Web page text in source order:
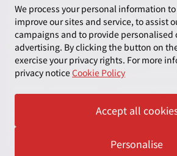
“Grant Thornton” refers to the brand
Thornton member firms provide
services to their clients and/or refers to
firms, as the context requires. Grant
member firm of Grant Thornton
and the member firms are not a
to clients. GTIL and its member firms are
not obligate, one another and are not
We process your personal information
improve our sites and service, to assist
campaigns and to provide personalised
advertising. By clicking the button on
exercise your privacy rights. For more
privacy noticeCookie Policy
Accept all
Personalise